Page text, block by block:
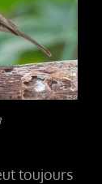
toujours